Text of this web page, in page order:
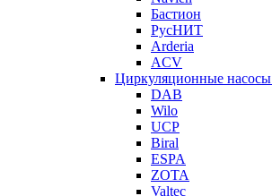
Бастион
РусНИТ
Arderia
ACV
Циркуляционные насосы
DAB
Wilo
UCP
Biral
ESPA
ZOTA
Valtec